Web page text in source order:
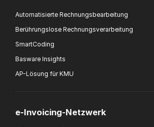
Automatisierte Rechnungsbearbeitung
Berührungslose Rechnungsverarbeitung
SmartCoding
Basware Insights
AP-Lösung für KMU
e-Invoicing-Netzwerk